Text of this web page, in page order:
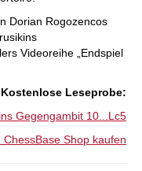
Dorian Rogozencos
Videoreihe „Endspiel
:Kostenlose Leseprobe
Gegengambit 10...Lc5
ChessBase Shop kaufen